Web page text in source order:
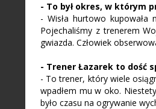
- To był okres, w którym
- Wisła hurtowo
Pojechaliśmy z trenerem
gwiazda. Człowiek
- Trener Łazarek to dość
- To trener, który wiele
wpadłem mu w oko.
było czasu na ogrywanie